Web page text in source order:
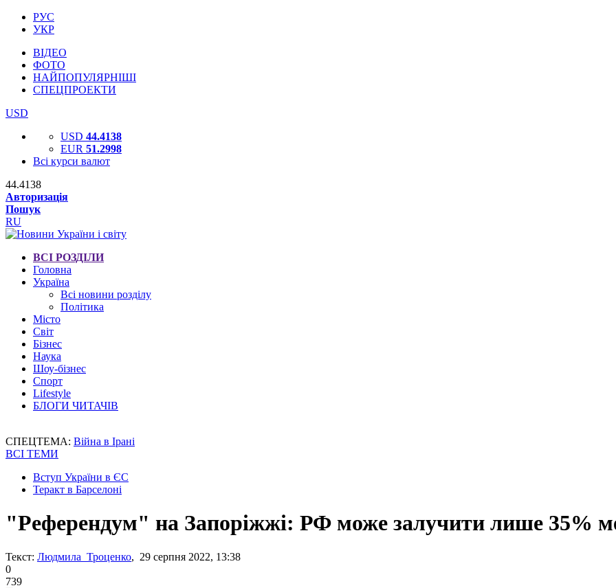
РУС
УКР
ВІДЕО
ФОТО
НАЙПОПУЛЯРНІШІ
СПЕЦПРОЕКТИ
USD
USD 44.4138
EUR 51.2998
Всі курси валют
44.4138
Авторизація
Пошук
RU
ВСІ РОЗДІЛИ
Головна
Україна
Всі новини розділу
Політика
Місто
Світ
Бізнес
Наука
Шоу-бізнес
Спорт
Lifestyle
БЛОГИ ЧИТАЧІВ
СПЕЦТЕМА: Війна в Ірані
ВСІ ТЕМИ
Вступ України в ЄС
Теракт в Барселоні
"Референдум" на Запоріжжі: РФ може залучити лише 35%
Текст: Людмила Троценко, 29 серпня 2022, 13:38
0
739